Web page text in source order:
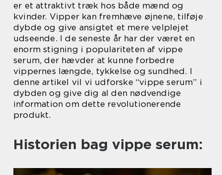
er et attraktivt træk hos både mænd og
kvinder. Vipper kan fremhæve øjnene, tilføje
dybde og give ansigtet et mere velplejet
udseende. I de seneste år har der været en
enorm stigning i populariteten af vippe
serum, der hævder at kunne forbedre
vippernes længde, tykkelse og sundhed. I
denne artikel vil vi udforske “vippe serum” i
dybden og give dig al den nødvendige
information om dette revolutionerende
produkt.
Historien bag vippe serum: